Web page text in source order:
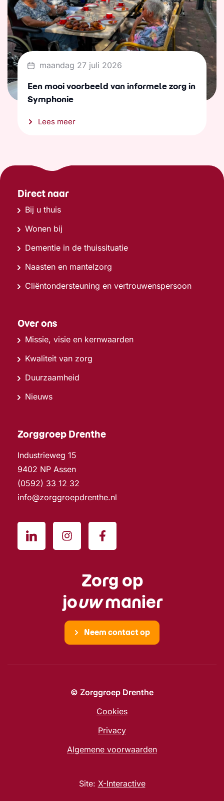
maandag 27 juli 2026
Een mooi voorbeeld van informele zorg in
Symphonie
Lees meer
Direct naar
Bij u thuis
Wonen bij
Dementie in de thuissituatie
Naasten en mantelzorg
Cliëntondersteuning en vertrouwenspersoon
Over ons
Missie, visie en kernwaarden
Kwaliteit van zorg
Duurzaamheid
Nieuws
Zorggroep Drenthe
Industrieweg 15
9402 NP Assen
(0592) 33 12 32
info@zorggroepdrenthe.nl
Zorg op
jouwmanier
Neem contact op
© Zorggroep Drenthe
Cookies
Privacy
Algemene voorwaarden
Site: X-Interactive